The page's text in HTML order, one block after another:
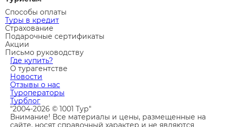
Способы оплаты
Туры в кредит
Страхование
Подарочные сертификаты
Акции
Письмо руководству
Где купить?
О турагентстве
Новости
Отзывы о нас
Туроператоры
Турблог
"2004-2026 © 1001 Тур"
Внимание! Все материалы и цены, размещенные на
сайте, носят справочный характер и не являются